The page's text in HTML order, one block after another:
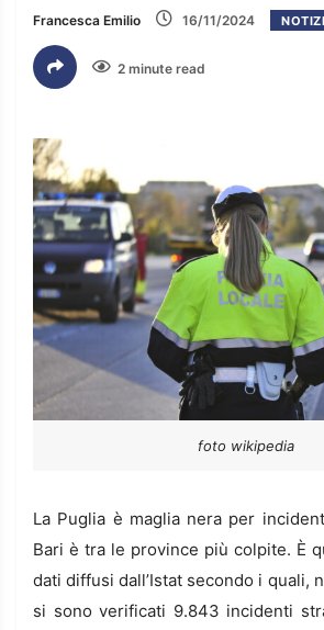
Francesca Emilio 16/11/2024
2 minute read
foto wikipedia
La Puglia è maglia nera per
Bari è tra le province più colpite. È
dati diffusi dall’Istat secondo i quali,
si sono verificati 9.843 incidenti